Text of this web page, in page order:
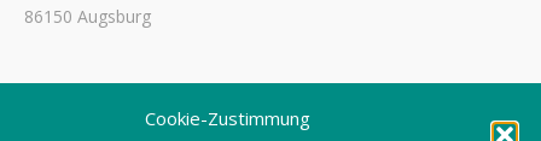
Cookie-Zustimmung
86150 Augsburg
Fax 0821 3166-3459